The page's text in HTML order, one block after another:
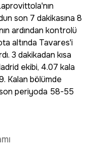
son 7 dakikasına 8
ardından kontrolü
altında Tavares'i
3 dakikadan kısa
ekibi, 4.07 kala
Kalan bölümde
periyoda 58-55